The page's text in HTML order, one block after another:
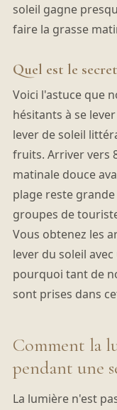
soleil gagne
faire la grasse
Quel est le
Voici l'astuce que
hésitants à se
lever de soleil
fruits. Arriver vers
matinale douce
plage reste
groupes de
Vous obtenez les
lever du soleil
pourquoi tant de
sont prises dans
Comment la
pendant une
La lumière n'est